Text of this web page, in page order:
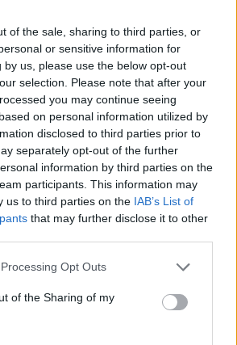
of the sale, sharing to third parties, or
or sensitive information for
by us, please use the below opt-out
selection. Please note that after your
you may continue seeing
on personal information utilized by
disclosed to third parties prior to
separately opt-out of the further
information by third parties on the
participants. This information may
us to third parties on the IAB’s List of
that may further disclose it to other
Opt Outs
of the Sharing of my
localmente a carattere di rovescio sul
dei fenomeni, mentre un nuovo
anche a carattere di rovescio
della regione.
lieve flessione, con valori attorno a 3/6
occidentale e 7/9 gradi su quello
con valori tra 13 e 18 gradi. Venti
a divenire meridionali e a rinforzare sui
temporanee raffiche associate ai
Mare mosso al mattino, tendente a
pomeriggio.